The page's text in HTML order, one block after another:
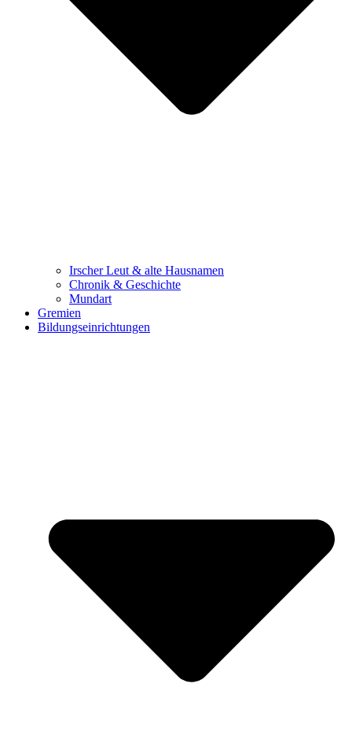
Irscher Leut & alte Hausnamen
Chronik & Geschichte
Mundart
Gremien
Bildungseinrichtungen